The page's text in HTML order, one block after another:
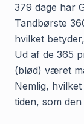
379 dage har
Tandbørste
hvilket
Ud af de 365
(blød) været
Nemlig,
tiden, som